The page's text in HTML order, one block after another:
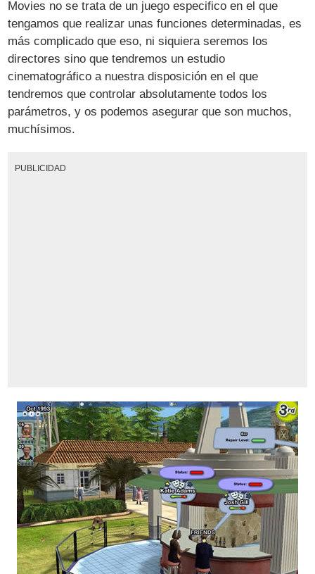
Movies no se trata de un juego especifico en el que
tengamos que realizar unas funciones determinadas, es
más complicado que eso, ni siquiera seremos los
directores sino que tendremos un estudio
cinematográfico a nuestra disposición en el que
tendremos que controlar absolutamente todos los
parámetros, y os podemos asegurar que son muchos,
muchísimos.
PUBLICIDAD